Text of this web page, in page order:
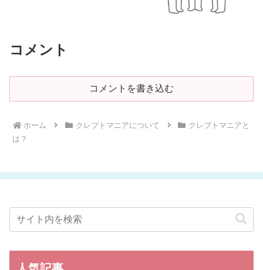
コメント
コメントを書き込む
ホーム クレプトマニアについて
クレプトマニアと
は？